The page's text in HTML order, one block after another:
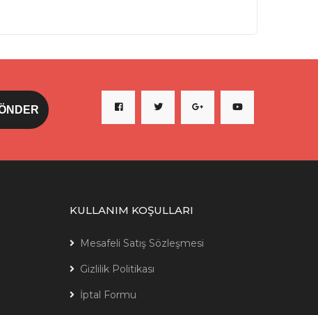
KULLANIM KOŞULLARI
Mesafeli Satış Sözleşmesi
Gizlilik Politikası
İptal Formu